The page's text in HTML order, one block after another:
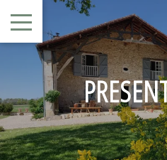
Agosto
Lun Mar Mié Jue Vie
-
4
-
5
-
6
-
7
-
-
11
-
12
-
13
-
14
-
17 18 19 20 21